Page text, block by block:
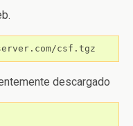
csf.tgz
descargado